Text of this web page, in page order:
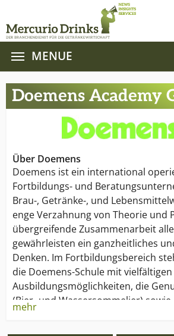
MENUE
Doemens Academy
Über Doemens
Doemens ist ein international
Fortbildungs- und
Brau-, Getränke-, und
enge Verzahnung von Theorie und
übergreifende Zusammenarbeit
gewährleisten ein ganzheitliches
Denken. Im Fortbildungsbereich
die Doemens-Schule mit vielfältigen
Ausbildungsmöglichkeiten, die
(Bier- und Wassersommelier)
Seminarangebote für offene und
mehr